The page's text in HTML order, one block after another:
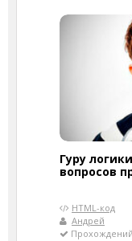
Гуру
вопросов
HTML-код
Андрей